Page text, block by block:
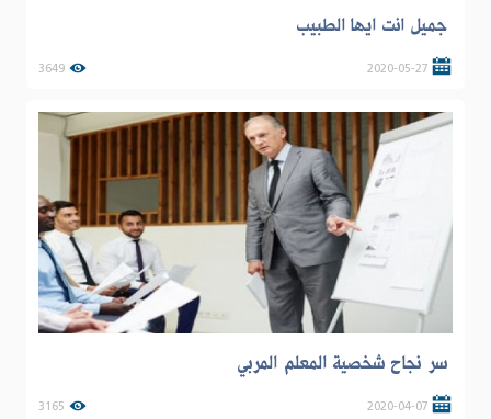
جميل انت ايها الطبيب
2020-05-27
3649
سر نجاح شخصية المعلم المربي
2020-04-07
3165